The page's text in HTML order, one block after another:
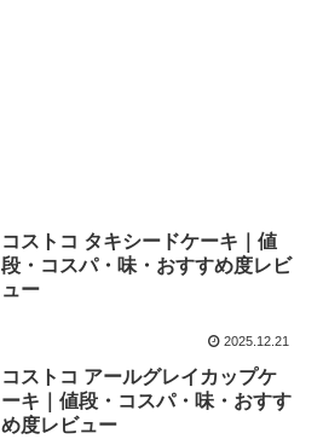
コストコ タキシードケーキ｜値
段・コスパ・味・おすすめ度レビ
ュー
2025.12.21
コストコ アールグレイカップケ
ーキ｜値段・コスパ・味・おすす
め度レビュー